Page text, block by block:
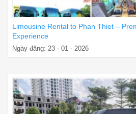
Limousine Rental to Phan Thiet –
Experience
Ngày đăng: 23 - 01 - 2026